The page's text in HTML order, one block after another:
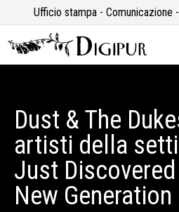
Ufficio stampa - Comunicazione
Dust & The
artisti della
Just
New Generation